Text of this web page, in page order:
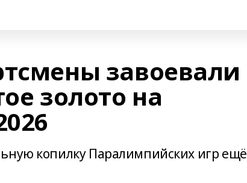
завоевали
золото на
копилку Паралимпийских игр ещё